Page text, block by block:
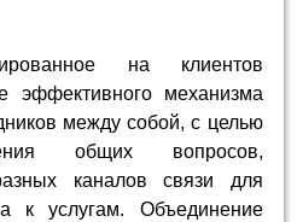
на клиентов
эффективного механизма
между собой, с целью
общих вопросов,
каналов связи для
к услугам. Объединение